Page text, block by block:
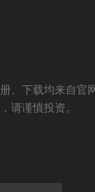
、下载均来自官
请谨慎投资。